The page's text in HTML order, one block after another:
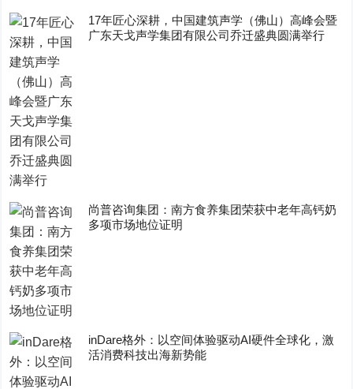
17年匠心深耕，中国建筑声学（佛山）高峰会暨
广东天戈声学集团有限公司乔迁盛典圆满举行
尚普咨询集团：南方食养集团荣获中老年高钙奶
多项市场地位证明
inDare格外：以空间体验驱动AI硬件全球化，激
活消费科技出海新势能